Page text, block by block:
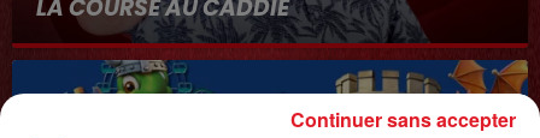
LA COURSE AU CADDIE
Continuer sans accepter